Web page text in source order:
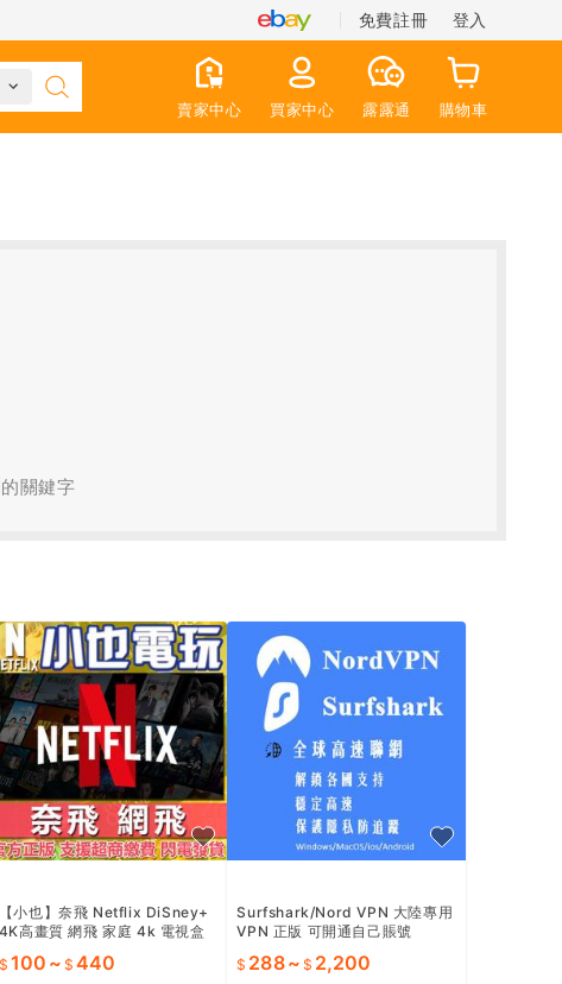
免費註冊 登入
賣家中心 買家中心 露露通 購物車
關鍵字
【小也】奈飛 Netflix DiSney+
4K高畫質 網飛 家庭 4k 電視盒
100 ~ 440
Surfshark/Nord VPN 大陸專用
VPN 正版 可開通自己賬號
288~ 2,200